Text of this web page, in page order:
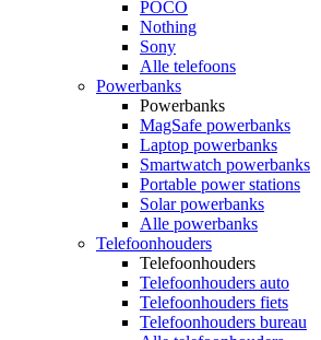
POCO
Nothing
Sony
Alle telefoons
Powerbanks
Powerbanks
MagSafe powerbanks
Laptop powerbanks
Smartwatch powerbanks
Portable power stations
Solar powerbanks
Alle powerbanks
Telefoonhouders
Telefoonhouders
Telefoonhouders auto
Telefoonhouders fiets
Telefoonhouders bureau